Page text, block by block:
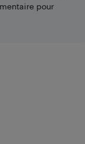
pour